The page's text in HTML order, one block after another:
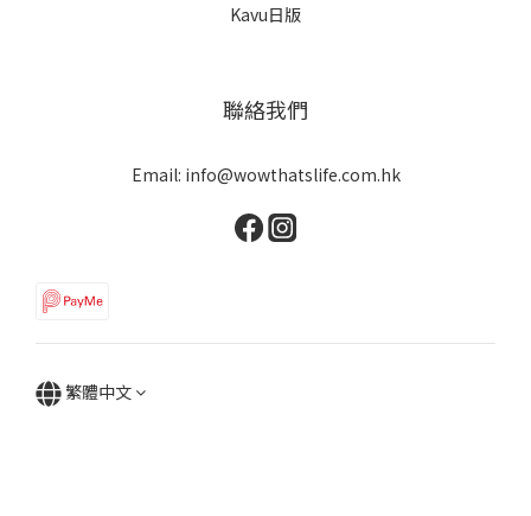
Kavu日版
聯絡我們
Email: info@wowthatslife.com.hk
繁體中文